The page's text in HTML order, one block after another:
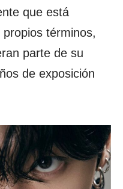
que está
términos,
parte de su
de exposición